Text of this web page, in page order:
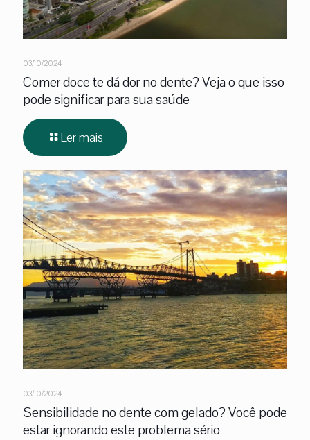
03/10/2024
Comer doce te dá dor no dente? Veja o que isso
pode significar para sua saúde
Ler mais
03/10/2024
Sensibilidade no dente com gelado? Você pode
estar ignorando este problema sério